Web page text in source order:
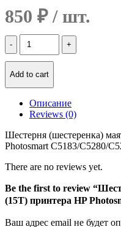
850 ₽
Количество
Шестерня
(шестеренка)
маятника
Photosmart
С5280/
С5283
Add to cart
Описание
Reviews (0)
Шестерня (шестеренка)
Photosmart C5183/С5280/
There are no reviews yet.
Be the first to review
(15Т) принтера HP
Ваш адрес email не будет